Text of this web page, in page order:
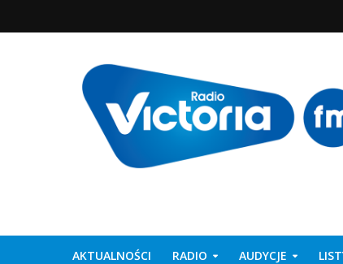
AKTUALNOŚCI RADIO AUDYCJE